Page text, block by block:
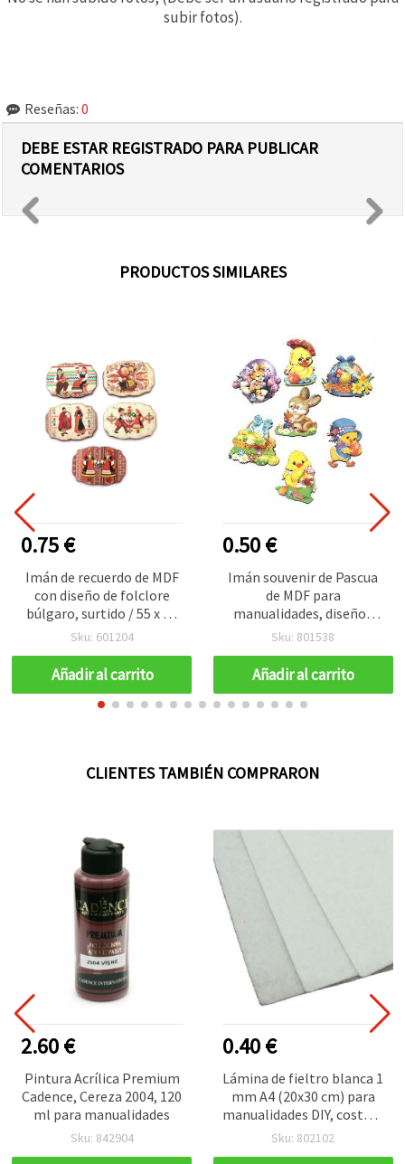
subir fotos).
Reseñas: 0
DEBE ESTAR REGISTRADO PARA PUBLICAR
COMENTARIOS
PRODUCTOS SIMILARES
0.75 €
Imán de recuerdo de MDF
con diseño de folclore
búlgaro, surtido / 55 x 75
mm
Sku: 601204
Añadir al carrito
0.50 €
Imán souvenir de Pascua
de MDF para
manualidades, diseños
mezclados, 75~60 x 50
Sku: 801538
Añadir al carrito
CLIENTES TAMBIÉN COMPRARON
2.60 €
Pintura Acrílica Premium
Cadence, Cereza 2004, 120
ml para manualidades
Sku: 842904
0.40 €
Lámina de fieltro blanca 1
mm A4 (20x30 cm) para
manualidades DIY, costura
y decoración - 1 unidad
Sku: 802102